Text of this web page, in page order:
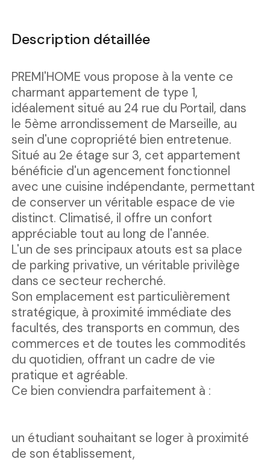
Description détaillée
PREMI'HOME vous propose à la vente ce
charmant appartement de type 1,
idéalement situé au 24 rue du Portail, dans
le 5ème arrondissement de Marseille, au
sein d'une copropriété bien entretenue.
Situé au 2e étage sur 3, cet appartement
bénéficie d'un agencement fonctionnel
avec une cuisine indépendante, permettant
de conserver un véritable espace de vie
distinct. Climatisé, il offre un confort
appréciable tout au long de l'année.
L'un de ses principaux atouts est sa place
de parking privative, un véritable privilège
dans ce secteur recherché.
Son emplacement est particulièrement
stratégique, à proximité immédiate des
facultés, des transports en commun, des
commerces et de toutes les commodités
du quotidien, offrant un cadre de vie
pratique et agréable.
Ce bien conviendra parfaitement à :
un étudiant souhaitant se loger à proximité
de son établissement,